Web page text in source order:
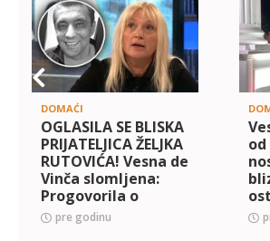
DOMAĆI
OGLASILA SE BLISKA
PRIJATELJICA ŽELJKA
RUTOVIĆA! Vesna de
Vinča slomljena:
Progovorila o
njegovom braku sa
Mirjanom: Do
pre godinu